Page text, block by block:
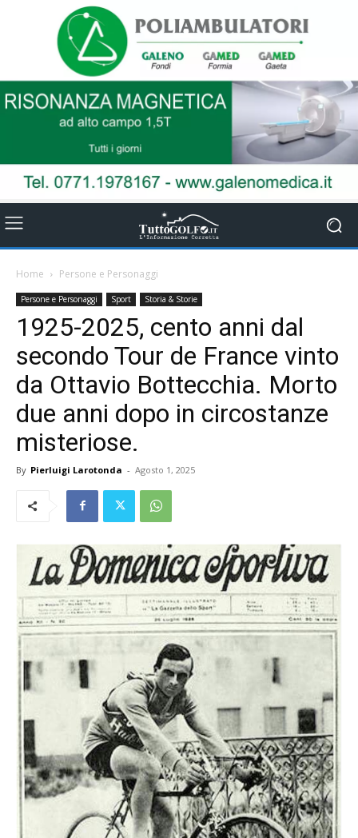
Home Persone e Personaggi
Persone e Personaggi Sport Storia & Storie
1925-2025, cento anni dal
secondo Tour de France vinto
da Ottavio Bottecchia. Morto
due anni dopo in circostanze
misteriose.
By Pierluigi Larotonda - Agosto 1, 2025